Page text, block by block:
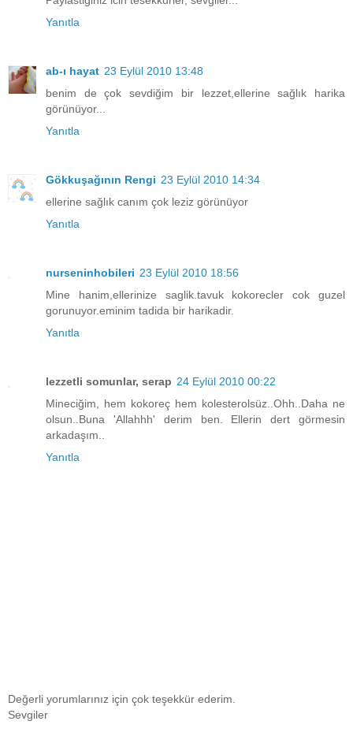
Yanıtla
ab-ı hayat 23 Eylül 2010 13:48
benim de çok sevdiğim bir lezzet,ellerine sağlık harika
görünüyor...
Yanıtla
Gökkuşağının Rengi 23 Eylül 2010 14:34
ellerine sağlık canım çok leziz görünüyor
Yanıtla
nurseninhobileri 23 Eylül 2010 18:56
Mine hanim,ellerinize saglik.tavuk kokorecler cok guzel
gorunuyor.eminim tadida bir harikadir.
Yanıtla
lezzetli somunlar, serap 24 Eylül 2010 00:22
Mineciğim, hem kokoreç hem kolesterolsüz..Ohh..Daha ne
olsun..Buna 'Allahhh' derim ben. Ellerin dert görmesin
arkadaşım..
Yanıtla
Değerli yorumlarınız için çok teşekkür ederim.
Sevgiler